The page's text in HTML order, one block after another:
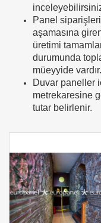
Panel
aşamasına
üretimi
durumunda
müeyyide vardır.
Duvar paneller
metrekaresine
tutar belirlenir.